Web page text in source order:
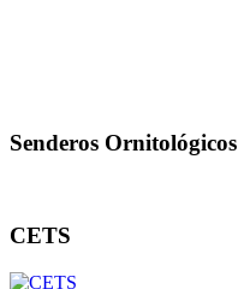
Senderos Ornitológicos
CETS